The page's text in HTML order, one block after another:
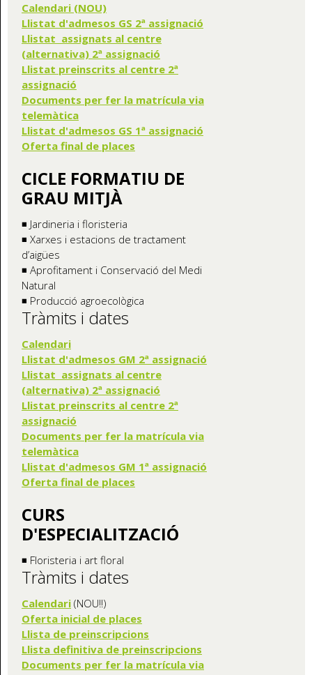
Calendari (NOU)
Llistat d'admesos GS 2ª assignació
Llistat assignats al centre
(alternativa) 2ª assignació
Llistat preinscrits al centre 2ª
assignació
Documents per fer la matrícula via
telemàtica
Llistat d'admesos GS 1ª assignació
Oferta final de places
CICLE FORMATIU DE
GRAU MITJÀ
◾ Jardineria i floristeria
◾ Xarxes i estacions de tractament
d’aigües
◾ Aprofitament i Conservació del Medi
Natural
◾ Producció agroecològica
Tràmits i dates
Calendari
Llistat d'admesos GM 2ª assignació
Llistat assignats al centre
(alternativa) 2ª assignació
Llistat preinscrits al centre 2ª
assignació
Documents per fer la matrícula via
telemàtica
Llistat d'admesos GM 1ª assignació
Oferta final de places
CURS
D'ESPECIALITZACIÓ
◾ Floristeria i art floral
Tràmits i dates
Calendari (NOU!!)
Oferta inicial de places
Llista de preinscripcions
Llista definitiva de preinscripcions
Documents per fer la matrícula via